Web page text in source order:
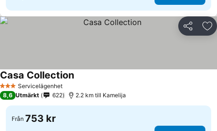
Dela
3 StjärnorServicelägenhet
Casa Collection
8,6 Utmärkt 622 2.2 km till Kamelija
Från 753 kr